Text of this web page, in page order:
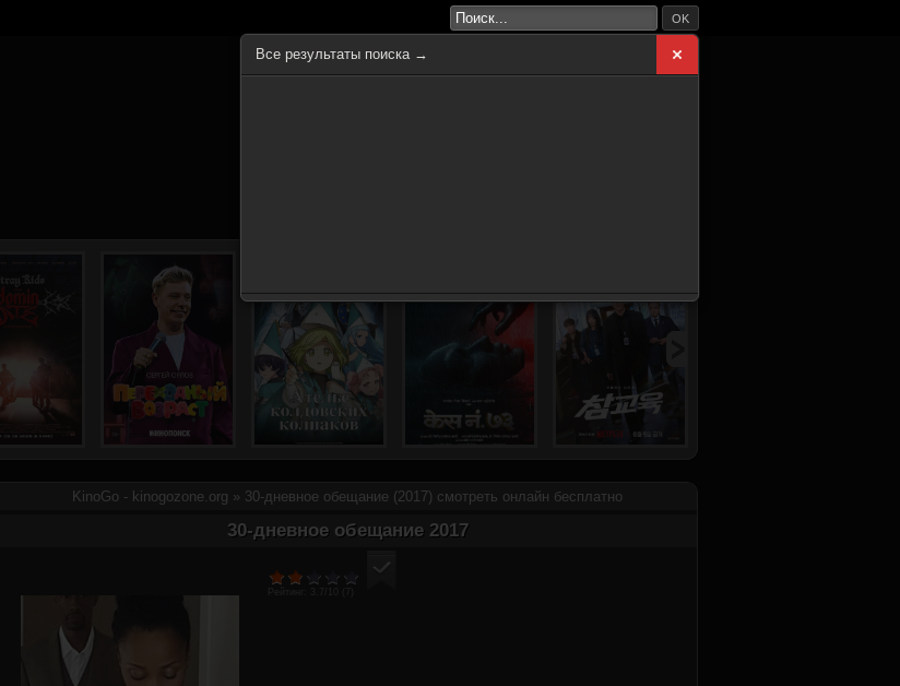
KinoGo - kinogozone.org » 30-дневное обещание (2017) смотреть онлайн бесплатно
30-дневное обещание 2017
OK
Все результаты поиска →